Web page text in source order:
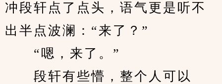
冲段轩点了点头，语气更是听不
出半点波澜：“来了？”
“嗯，来了。”
段轩有些懵，整个人可以